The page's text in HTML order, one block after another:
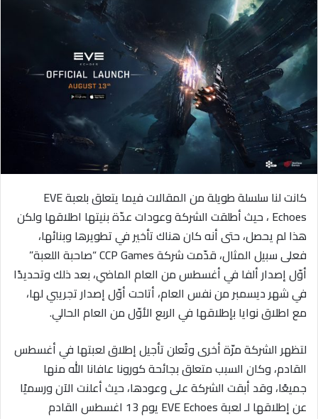
ب
ر
ي
د
ا
إ
ل
ت
ر
و
ي
ا
كانت لنا سلسلة طويلة من المقالات فيما يتعلق بلعبة EVE
Echoes ، حيث أطلقت الشركة وعودات عدّة بنيتها اطلاقها ولكن
هذا لم يحصل، حتى أنه كان هناك تأخير في تطويرها وبنائها،
فعلى سبيل المثال، قدّمت شركة CCP Games “صاحبة اللعبة”
أوّل إصدار ألفا في أغسطس من العام الماضي، بعد ذلك وتحديدًا
في شهر ديسمبر من نفس العام، أتاحت أوّل إصدار تجريبي لها،
مع اطلاق نوايا بإطلاقها في الربع الأوّل من العام الحالي.
لتظهر الشركة مرّة أخرى وتُعلن تأجيل إطلاق لعبتها في أغسطس
القادم، وكان السبب متعلق بجائحة كورونا عافانا الله منها
جميعًا، وقد أبقت الشركة على وعودها، حيث أعلنت الآن ورسميًا
عن إطلاقها لـ لعبة EVE Echoes يوم 13 اغسطس القادم